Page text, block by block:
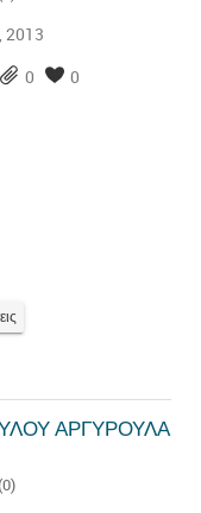
2013
0 0
ΑΡΓΥΡΟΥΛΑ
(0)